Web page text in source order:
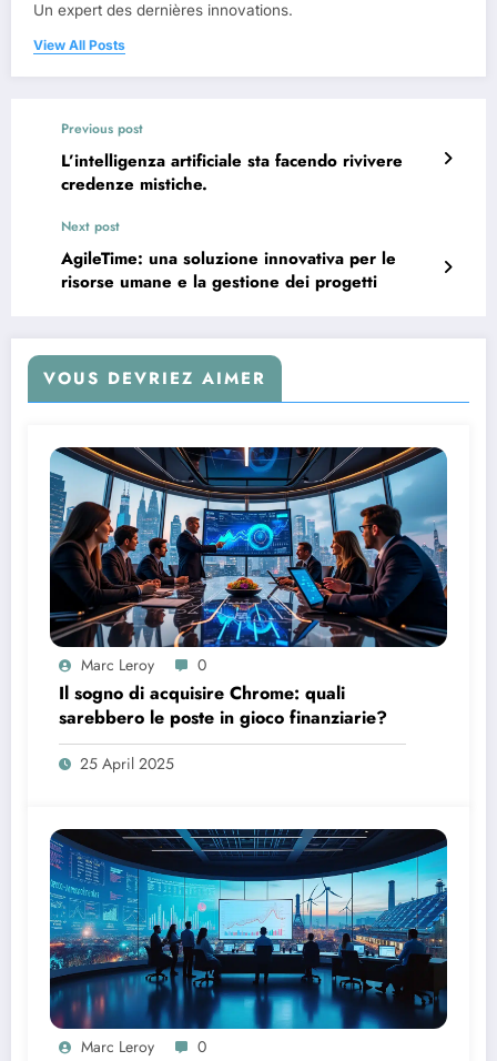
Un expert des dernières innovations.
View All Posts
Previous post
L’intelligenza artificiale sta facendo rivivere
credenze mistiche.
Next post
AgileTime: una soluzione innovativa per le
risorse umane e la gestione dei progetti
VOUS DEVRIEZ AIMER
Marc Leroy 0
Il sogno di acquisire Chrome: quali
sarebbero le poste in gioco finanziarie?
25 April 2025
Marc Leroy 0